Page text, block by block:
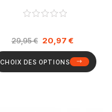
29,95€ 20,97 €
CHOIX DES OPTIONS